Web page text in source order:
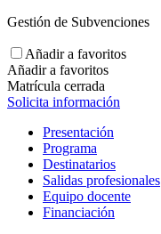
Gestión de Subvenciones
Añadir a favoritos
Añadir a favoritos
Matrícula cerrada
Solicita información
Presentación
Programa
Destinatarios
Salidas profesionales
Equipo docente
Financiación